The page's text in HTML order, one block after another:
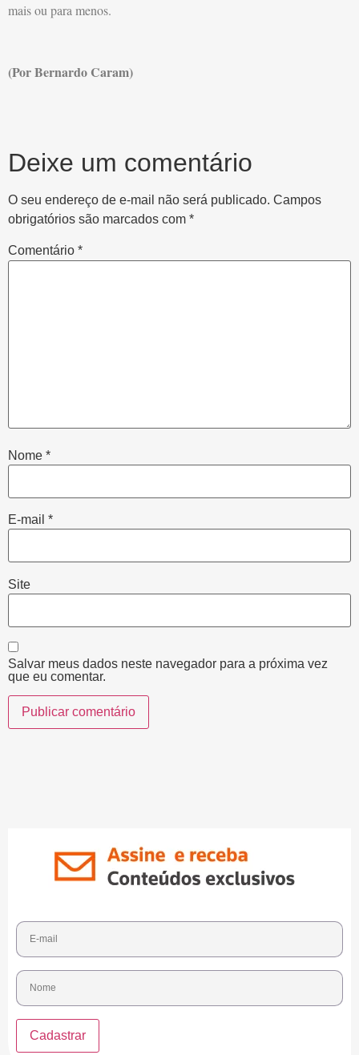
mais ou para menos.
(Por Bernardo Caram)
Deixe um comentário
O seu endereço de e-mail não será publicado. Campos
obrigatórios são marcados com *
Comentário *
Nome *
E-mail *
Site
Salvar meus dados neste navegador para a próxima vez
que eu comentar.